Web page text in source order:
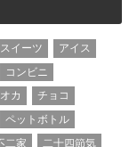
イーツ
アイス
コンビニ
カ
チョコ
ペットボトル
二家 二十四節気